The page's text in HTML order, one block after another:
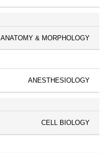
ANATOMY & MORPHOLOGY
ANESTHESIOLOGY
CELL BIOLOGY